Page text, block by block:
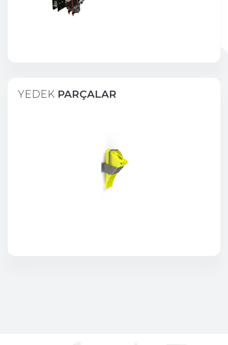
YEDEK PARÇALAR